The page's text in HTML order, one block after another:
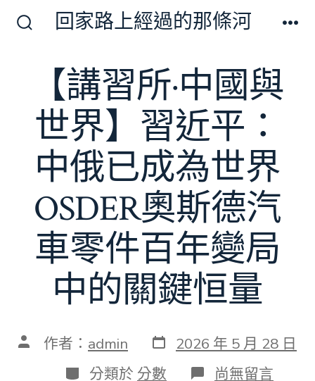
回家路上經過的那條河
【講習所·中國與
世界】習近平：
中俄已成為世界
OSDER奧斯德汽
車零件百年變局
中的關鍵恒量
文 作者： admin 發
表
日
2026 年 5 月 28 日
分
分類於 分數 在
尚無留言